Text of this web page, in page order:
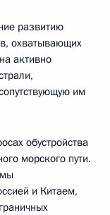
развитию
охватывающих
активно
им
обустройства
морского пути.
и Китаем,